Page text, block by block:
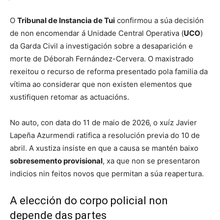
O Tribunal de Instancia de Tui confirmou a súa decisión
de non encomendar á Unidade Central Operativa (UCO)
da Garda Civil a investigación sobre a desaparición e
morte de Déborah Fernández-Cervera. O maxistrado
rexeitou o recurso de reforma presentado pola familia da
vítima ao considerar que non existen elementos que
xustifiquen retomar as actuacións.
No auto, con data do 11 de maio de 2026, o xuíz Javier
Lapeña Azurmendi ratifica a resolución previa do 10 de
abril. A xustiza insiste en que a causa se mantén baixo
sobresemento provisional, xa que non se presentaron
indicios nin feitos novos que permitan a súa reapertura.
A elección do corpo policial non
depende das partes